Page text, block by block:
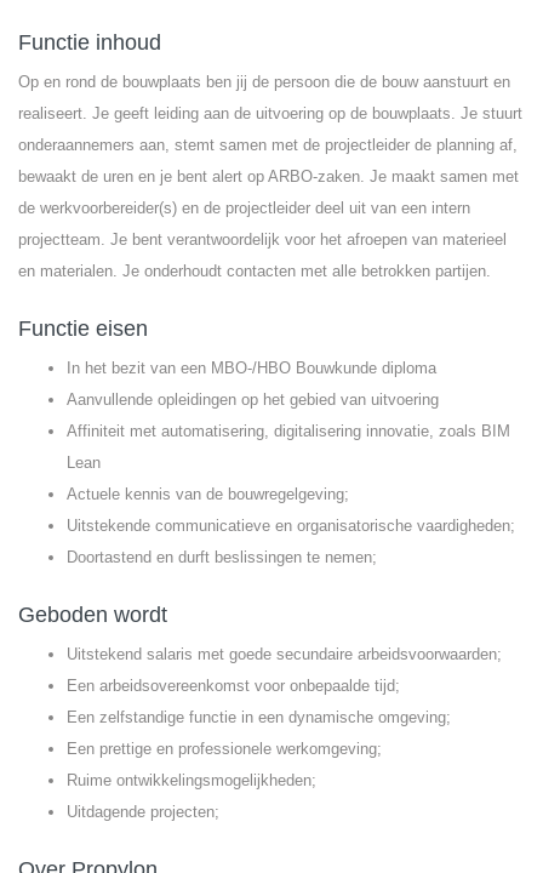
Functie inhoud
Op en rond de bouwplaats ben jij de persoon die de bouw aanstuurt en
realiseert. Je geeft leiding aan de uitvoering op de bouwplaats. Je stuurt
onderaannemers aan, stemt samen met de projectleider de planning af,
bewaakt de uren en je bent alert op ARBO-zaken. Je maakt samen met
de werkvoorbereider(s) en de projectleider deel uit van een intern
projectteam. Je bent verantwoordelijk voor het afroepen van materieel
en materialen. Je onderhoudt contacten met alle betrokken partijen.
Functie eisen
In het bezit van een MBO-/HBO Bouwkunde diploma
Aanvullende opleidingen op het gebied van uitvoering
Affiniteit met automatisering, digitalisering innovatie, zoals BIM
Lean
Actuele kennis van de bouwregelgeving;
Uitstekende communicatieve en organisatorische vaardigheden;
Doortastend en durft beslissingen te nemen;
Geboden wordt
Uitstekend salaris met goede secundaire arbeidsvoorwaarden;
Een arbeidsovereenkomst voor onbepaalde tijd;
Een zelfstandige functie in een dynamische omgeving;
Een prettige en professionele werkomgeving;
Ruime ontwikkelingsmogelijkheden;
Uitdagende projecten;